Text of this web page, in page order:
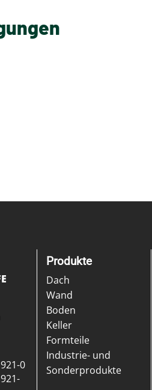
0
Produkte
Dach
Wand
Boden
Keller
Formteile
Industrie- und
Sonderprodukte